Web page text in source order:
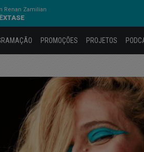
Renan Zamilian
PROMOÇÕES PROJETOS